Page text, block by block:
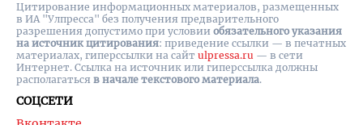
СОЦСЕТИ
Цитирование информационных материалов, размещенных
в ИА "Улпресса" без получения предварительного
разрешения допустимо при условии обязательного указания
на источник цитирования: приведение ссылки — в печатных
материалах, гиперссылки на cайт ulpressa.ru — в сети
Интернет. Ссылка на источник или гиперссылка должны
располагаться в начале текстового материала.